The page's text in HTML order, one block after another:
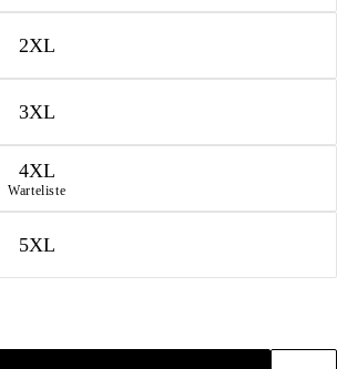
2XL
3XL
4XL
Warteliste
5XL